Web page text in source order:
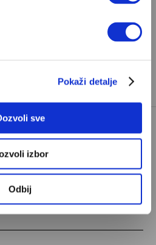
Pokaži detalje
sve
izbor
Odbij
DRAŽA PETROVIĆ